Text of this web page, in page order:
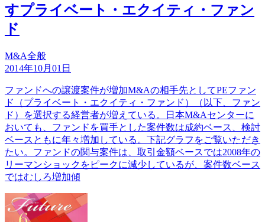
すプライベート・エクイティ・ファン
ド
M&A全般
2014年10月01日
ファンドへの譲渡案件が増加M&Aの相手先としてPEファン
ド（プライベート・エクイティ・ファンド）（以下、ファン
ド）を選択する経営者が増えている。日本M&Aセンターに
おいても、ファンドを買手とした案件数は成約ベース、検討
ベースともに年々増加している。下記グラフをご覧いただき
たい。ファンドの関与案件は、取引金額ベースでは2008年の
リーマンショックをピークに減少しているが、案件数ベース
ではむしろ増加傾